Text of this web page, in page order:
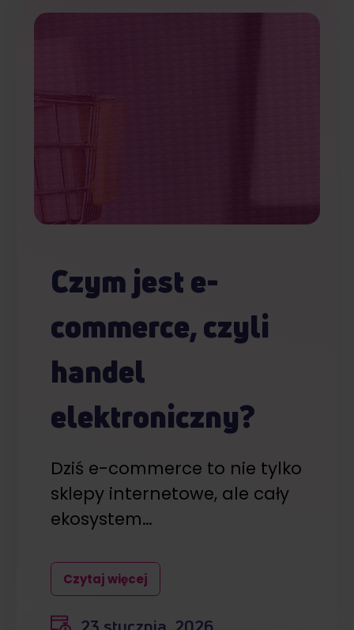
Czym jest e-
commerce, czyli
handel
elektroniczny?
Dziś e-commerce to nie tylko
sklepy internetowe, ale cały
ekosystem…
Czytaj więcej